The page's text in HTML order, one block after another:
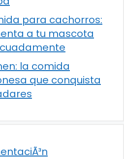
para cachorros:
a tu mascota
la comida
que conquista